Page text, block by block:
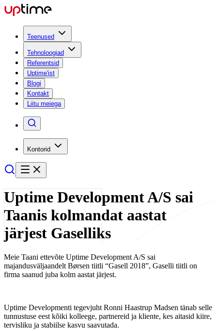
Teenused
Tehnoloogiad
Referentsid
Uptime'ist
Blogi
Kontakt
Liitu meiega
Kontorid
Uptime Development A/S sai
Taanis kolmandat aastat
järjest Gaselliks
Meie Taani ettevõte Uptime Development A/S sai
majandusväljaandelt Børsen tiitli “Gasell 2018”, Gaselli tiitli on
firma saanud juba kolm aastat järjest.
Uptime Developmenti tegevjuht Ronni Haastrup Madsen tänab selle
tunnustuse eest kõiki kolleege, partnereid ja kliente, kes aitasid kiire,
tervisliku ja stabiilse kasvu saavutada.